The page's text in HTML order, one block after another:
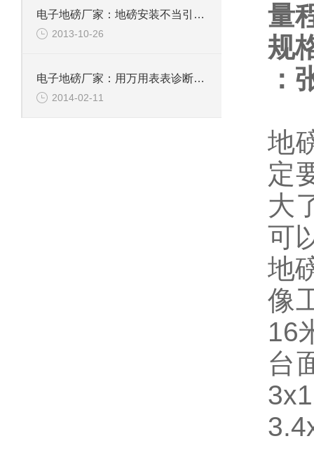
电子地磅厂家：地磅安装不当引入的误差
2013-10-26
电子地磅厂家：用万用表表诊断电子地磅传感器故障
2014-02-11
量
规
：
地
定
大
可
地
像
16
台